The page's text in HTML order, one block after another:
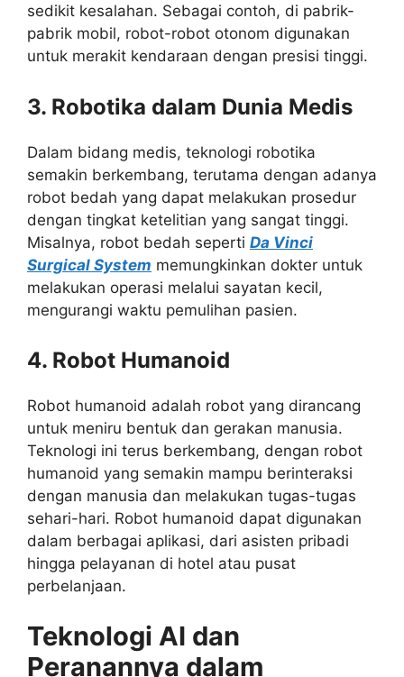
sedikit kesalahan. Sebagai contoh, di pabrik-
pabrik mobil, robot-robot otonom digunakan
untuk merakit kendaraan dengan presisi tinggi.
3. Robotika dalam Dunia Medis
Dalam bidang medis, teknologi robotika
semakin berkembang, terutama dengan adanya
robot bedah yang dapat melakukan prosedur
dengan tingkat ketelitian yang sangat tinggi.
Misalnya, robot bedah seperti Da Vinci
Surgical System memungkinkan dokter untuk
melakukan operasi melalui sayatan kecil,
mengurangi waktu pemulihan pasien.
4. Robot Humanoid
Robot humanoid adalah robot yang dirancang
untuk meniru bentuk dan gerakan manusia.
Teknologi ini terus berkembang, dengan robot
humanoid yang semakin mampu berinteraksi
dengan manusia dan melakukan tugas-tugas
sehari-hari. Robot humanoid dapat digunakan
dalam berbagai aplikasi, dari asisten pribadi
hingga pelayanan di hotel atau pusat
perbelanjaan.
Teknologi AI dan
Peranannya dalam